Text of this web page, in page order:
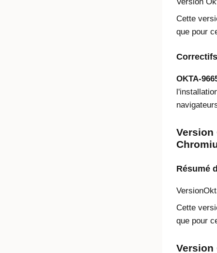
Cette
que pour
OKTA-
Version
Résumé
Version
Cette
que pour
Version